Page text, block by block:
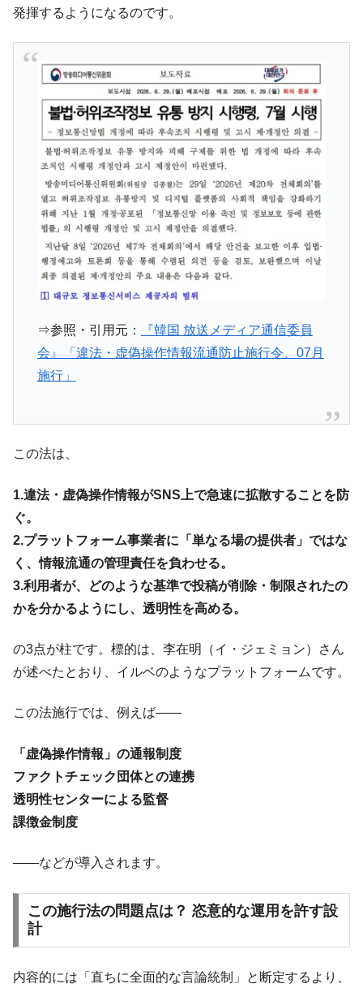
Fact1
日本人マスターズ挑戦の歴史。松山以前に最高位
Fact1
甲子園通算本塁打、最多の清原に次いで多く打っ
ている意外な選手とは？
Fact1 セレクトセールの高額取引馬が稼いだ金額とは？
発揮するようになるのです。
⇒参照・引用元：
『韓国 放送メディア通信委員
会』「違法・虚偽操作情報流通防止施行令、07月
施行」
この法は、
1.違法・虚偽操作情報がSNS上で急速に拡散することを防
ぐ。
2.プラットフォーム事業者に「単なる場の提供者」ではな
く、情報流通の管理責任を負わせる。
3.利用者が、どのような基準で投稿が削除・制限されたの
かを分かるようにし、透明性を高める。
の3点が柱です。標的は、李在明（イ・ジェミョン）さん
が述べたとおり、イルベのようなプラットフォームです。
この法施行では、例えば――
「虚偽操作情報」の通報制度
ファクトチェック団体との連携
透明性センターによる監督
課徴金制度
――などが導入されます。
この施行法の問題点は？ 恣意的な運用を許す設
計
内容的には「直ちに全面的な言論統制」と断定するより、